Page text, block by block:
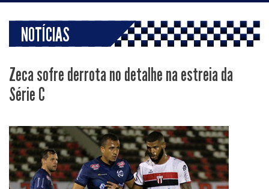
NOTÍCIAS
Zeca sofre derrota no detalhe na estreia da
Série C